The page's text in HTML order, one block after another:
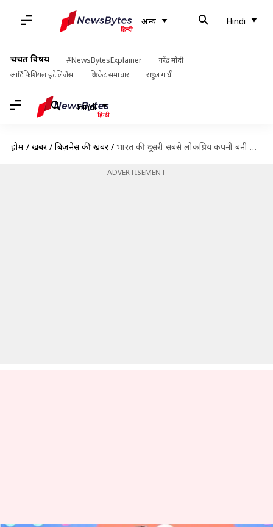
अन्य Hindi
चर्चित विषय #NewsBytesExplainer
नरेंद्र मोदी
आर्टिफिशियल इंटेलिजेंस
क्रिकेट समाचार राहुल गांधी
Hindi
होम / खबरें / बिज़नेस की खबरें / भारत की दूसरी सबसे लोकप्रिय कंपनी बनी रिलायंस जियो, तीसरे नंबर पर पेटीएम
ADVERTISEMENT